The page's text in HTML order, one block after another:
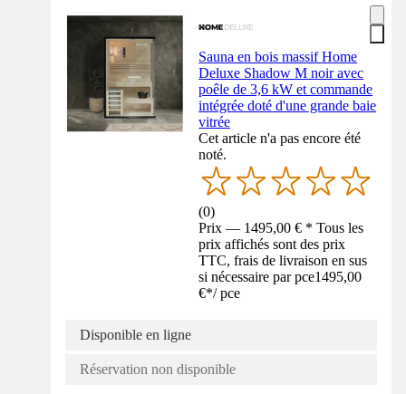
Sauna en bois massif Home
Deluxe Shadow M noir avec
poêle de 3,6 kW et commande
intégrée doté d'une grande baie
vitrée
Cet article n'a pas encore été
noté.
(0)
Prix — 1495,00 € * Tous les
prix affichés sont des prix
TTC, frais de livraison en sus
si nécessaire par pce1495,00
€*/ pce
Disponible en ligne
Réservation non disponible